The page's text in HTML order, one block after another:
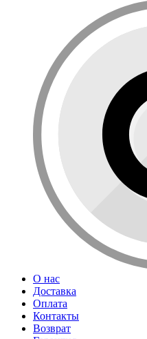
О нас
Доставка
Оплата
Контакты
Возврат